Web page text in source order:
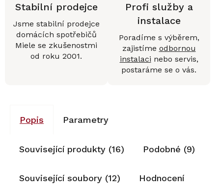
Stabilní prodejce
Jsme stabilní prodejce
domácích spotřebičů
Miele se zkušenostmi
od roku 2001.
Profi služby a
instalace
Poradíme s výběrem,
zajistíme odbornou
instalaci nebo servis,
postaráme se o vás.
Popis Parametry
Související produkty (16) Podobné (9)
Související soubory (12) Hodnocení